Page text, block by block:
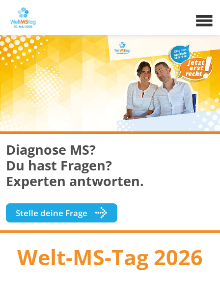
Diagnose MS?
Du hast Fragen?
Experten antworten.
Stelle deine Frage
Welt-MS-Tag 2026